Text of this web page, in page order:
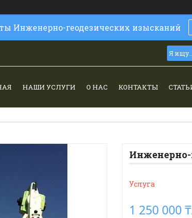
Инженерно-геодезических изысканий
НАШИ УСЛУГИ О НАС КОНТАКТЫ
Инженерно-
Услуга
1 250 000